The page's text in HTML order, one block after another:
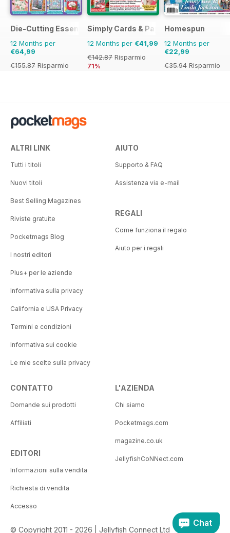
Die-Cutting Essentials
12 Months per
€64,99
€155.87 Risparmio
Simply Cards & Papercraft
12 Months per €41,99
€142.87 Risparmio
71%
Homespun
12 Months per
€22,99
€35.94 Risparmio
ALTRI LINK
Tutti i titoli
Nuovi titoli
Best Selling Magazines
Riviste gratuite
Pocketmags Blog
I nostri editori
Plus+ per le aziende
Informativa sulla privacy
California e USA Privacy
Termini e condizioni
Informativa sui cookie
Le mie scelte sulla privacy
AIUTO
Supporto & FAQ
Assistenza via e-mail
REGALI
Come funziona il regalo
Aiuto per i regali
CONTATTO
Domande sui prodotti
Affiliati
EDITORI
Informazioni sulla vendita
Richiesta di vendita
Accesso
L'AZIENDA
Chi siamo
Pocketmags.com
magazine.co.uk
JellyfishCoNNect.com
© Copyright 2011 - 2026 | Jellyfish Connect Ltd
Chat